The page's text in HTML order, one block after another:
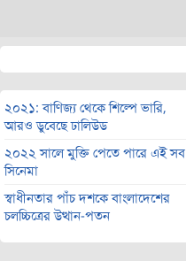
২০২১: বাণিজ্য থেকে শিল্পে ভারি,
আরও ডুবেছে ঢালিউড
২০২২ সালে মুক্তি পেতে পারে এই সব
সিনেমা
স্বাধীনতার পাঁচ দশকে বাংলাদেশের
চলচ্চিত্রের উত্থান-পতন